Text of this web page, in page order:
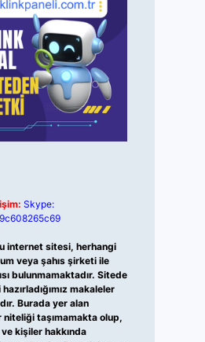
Skype:
internet sitesi, herhangi
veya şahıs şirketi ile
bulunmamaktadır. Sitede
makaleler
Burada yer alan
taşımamakta olup,
kişiler hakkında